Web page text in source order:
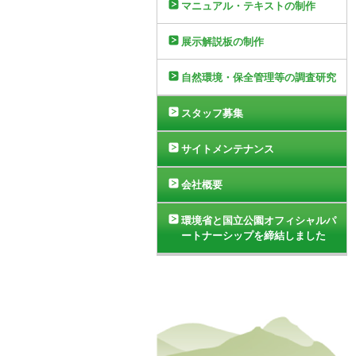
マニュアル・テキストの制作
展示解説板の制作
自然環境・保全管理等の調査研究
スタッフ募集
サイトメンテナンス
会社概要
環境省と国立公園オフィシャルパ
ートナーシップを締結しました